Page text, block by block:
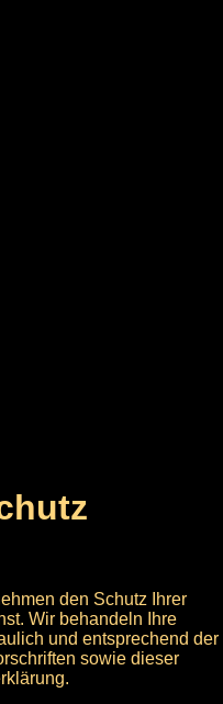
den Schutz Ihrer
Wir behandeln Ihre
und entsprechend der
sowie dieser